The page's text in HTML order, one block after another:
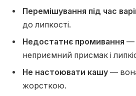
Перемішування під час
до липкості.
Недостатнє промивання —
неприємний присмак і
Не настоювати кашу —
жорсткою.